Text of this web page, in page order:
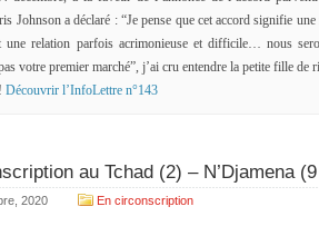
Johnson a déclaré : “Je pense que cet accord signifie
une relation parfois acrimonieuse et difficile… nous
votre premier marché”, j’ai cru entendre la petite fille
Découvrir l’InfoLettre n°143
au Tchad (2) – N’Djamena
2020 En circonscription